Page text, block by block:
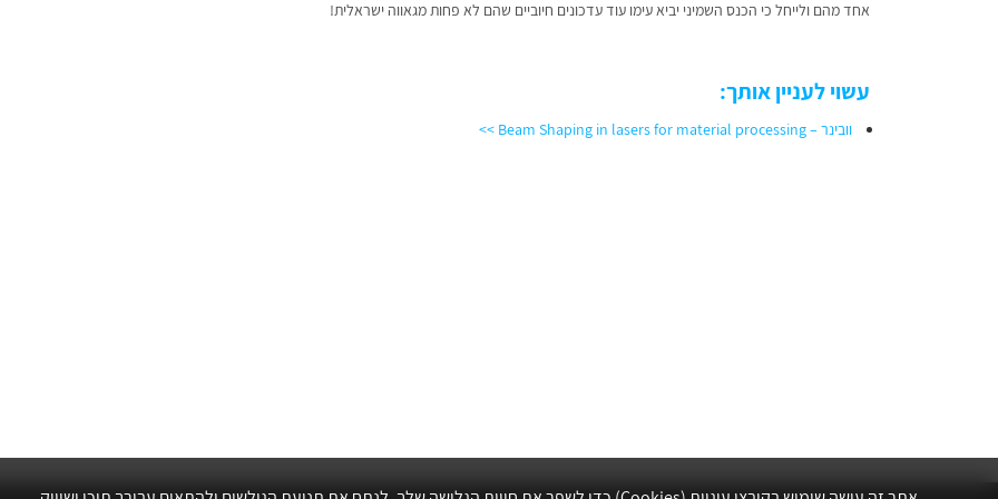
אחד מהם ולייחל כי הכנס השמיני יביא עימו עוד עדכונים חיוביים שהם לא פחות מגאווה ישראלית!
עשוי לעניין אותך:
וובינר – Beam Shaping in lasers for material processing >>